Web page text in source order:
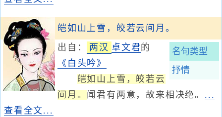
皑如山上雪，皎若云间月。
名句类型
抒情
出自： 两汉 卓文君 的
《白头吟》
皑如山上雪，皎若云
间月。 闻君有两意，故来相决绝。 ...
查看全文...